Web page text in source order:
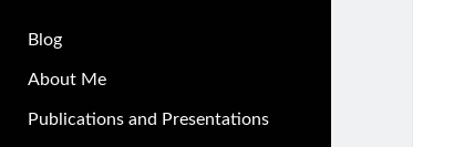
Blog
About Me
Publications and Presentations